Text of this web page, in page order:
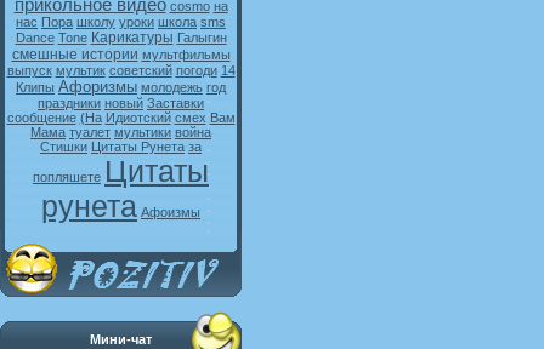
прикольное видео cosmo на
нас Пора школу уроки школа sms
Dance Tone Карикатуры Галыгин
смешные истории мультфильмы
выпуск мультик советский погоди 14
Клипы Афоризмы молодежь год
праздники новый Заставки
сообщение (На Идиотский смех Вам
Мама туалет мультики война
Стишки Цитаты Рунета за
попляшете Цитаты
рунета Афоизмы
Мини-чат